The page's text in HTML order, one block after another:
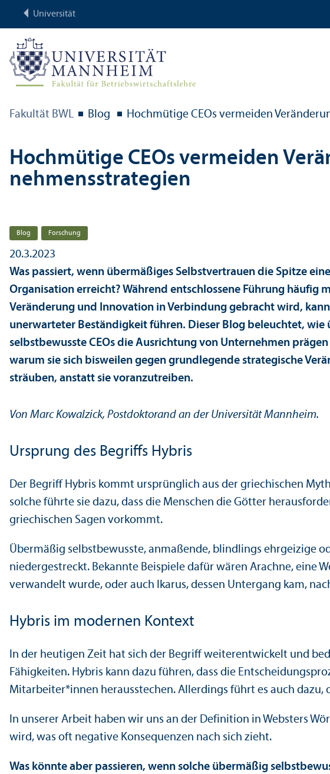
Universität
Fakultät BWL Blog Hochmütige CEOs vermeiden
Hochmütige CEOs vermeiden
nehmens­strategien
Blog Forschung
20.3.2023
Was passiert, wenn übermäßiges Selbstvertrauen die Spitze
Organisation erreicht? Während entschlossene Führung häufig
Veränderung und Innovation in Verbindung gebracht wird, kann
unerwarteter Beständigkeit führen. Dieser Blog beleuchtet, wie
selbstbewusste CEOs die Ausrichtung von Unter­nehmen
warum sie sich bisweilen gegen grundlegende strategische
sträuben, anstatt sie voranzutreiben.
Von Marc Kowalzick, Postdoktorand an der Universität Mannheim.
Ursprung des Begriffs Hybris
Der Begriff Hybris kommt ursprünglich aus der griechischen
solche führte sie dazu, dass die Menschen die Götter
griechischen Sagen vorkommt.
Über­mäßig selbstbewusste, anmaßende, blindlings ehrgeizige
niedergestreckt. Bekannte Beispiele dafür wären Arachne, eine
verwandelt wurde, oder auch Ikarus, dessen Unter­gang kam,
Hybris im modernen Kontext
In der heutigen Zeit hat sich der Begriff weiterentwickelt und
Fähigkeiten. Hybris kann dazu führen, dass die
Mitarbeiter*innen herausstechen. Allerdings führt es auch dazu,
In unserer Arbeit haben wir uns an der Definition in Websters
wird, was oft negative Konsequenzen nach sich zieht.
Was könnte aber passieren, wenn solche übermäßig